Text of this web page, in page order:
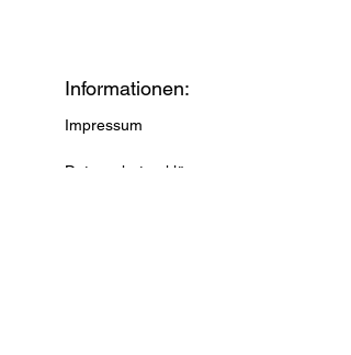
Informationen:
Impressum
Datenschutzerklärung